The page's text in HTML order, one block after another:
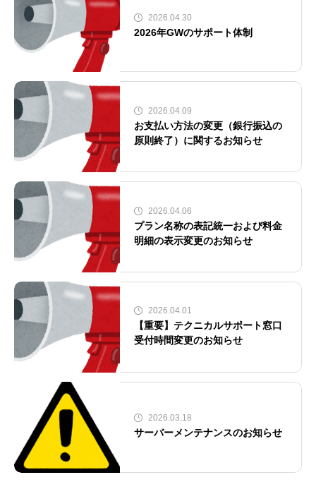
2026.04.30
2026年GWのサポート体制
2026.04.09
お支払い方法の変更（銀行振込の
原則終了）に関するお知らせ
2026.04.06
プラン名称の表記統一および料金
明細の表示変更のお知らせ
2026.04.01
【重要】テクニカルサポート窓口
受付時間変更のお知らせ
2026.03.18
サーバーメンテナンスのお知らせ